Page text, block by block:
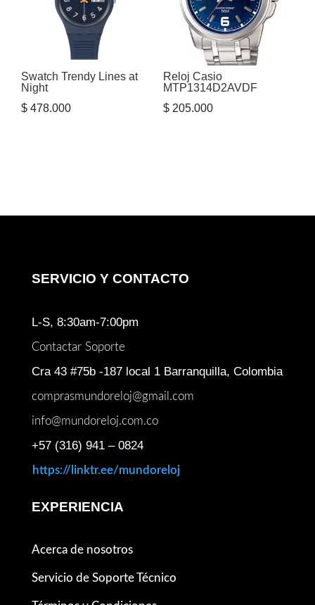
Swatch Trendy Lines at
Night
$ 478.000
Reloj Casio
MTP1314D2AVDF
$205.000
SERVICIO Y CONTACTO
L-S, 8:30am-7:00pm
Contactar Soporte
Cra 43 #75b -187 local 1 Barranquilla, Colombia
comprasmundoreloj@gmail.com
info@mundoreloj.com.co
+57 (316) 941 – 0824
https://linktr.ee/mundoreloj
EXPERIENCIA
Acerca de nosotros
Servicio de Soporte Técnico